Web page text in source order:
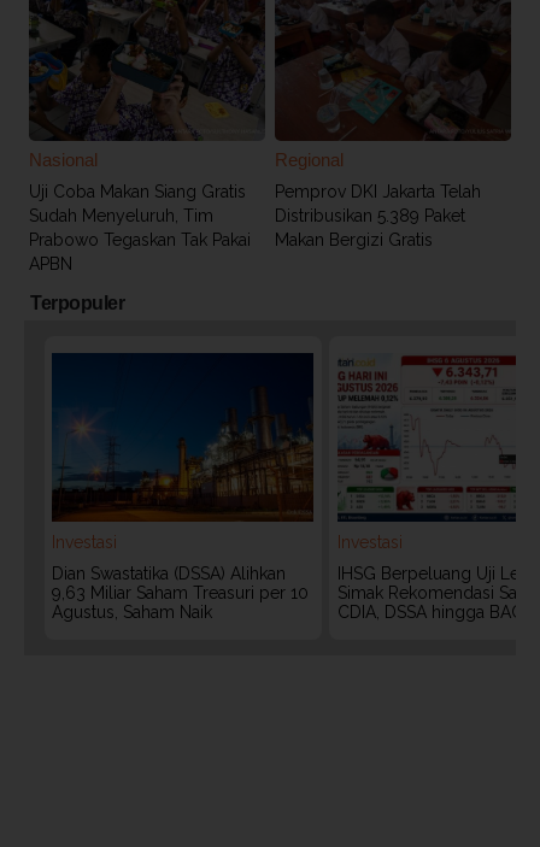
Nasional
Uji Coba Makan Siang Gratis
Sudah Menyeluruh, Tim
Prabowo Tegaskan Tak Pakai
APBN
Regional
Pemprov DKI Jakarta Telah
Distribusikan 5.389 Paket
Makan Bergizi Gratis
Terpopuler
Investasi
Dian Swastatika (DSSA) Alihkan
9,63 Miliar Saham Treasuri per 10
Agustus, Saham Naik
Investasi
IHSG Berpeluang Uji
Simak Rekomendasi
CDIA, DSSA hingga BACH